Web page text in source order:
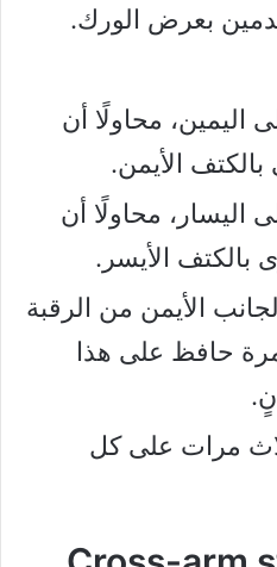
بعرض الورك.
اليمين، محاولًا أن
الأيمن.
اليسار، محاولًا أن
بالكتف الأيسر.
الأيمن من الرقبة
حافظ على هذا
مرات على كل